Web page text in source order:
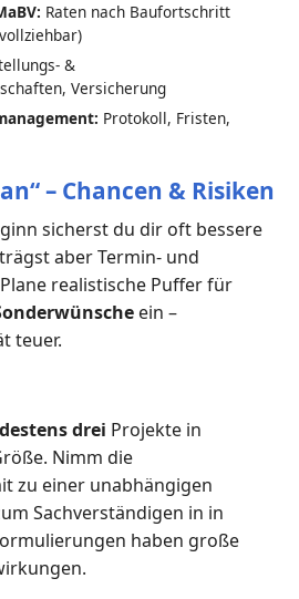
Raten nach Baufortschritt
&
Versicherung
Protokoll, Fristen,
– Chancen & Risiken
sicherst du dir oft bessere
aber Termin- und
realistische Puffer für
ein –
teuer.
drei Projekte in
Nimm die
zu einer unabhängigen
Sachverständigen in in
haben große